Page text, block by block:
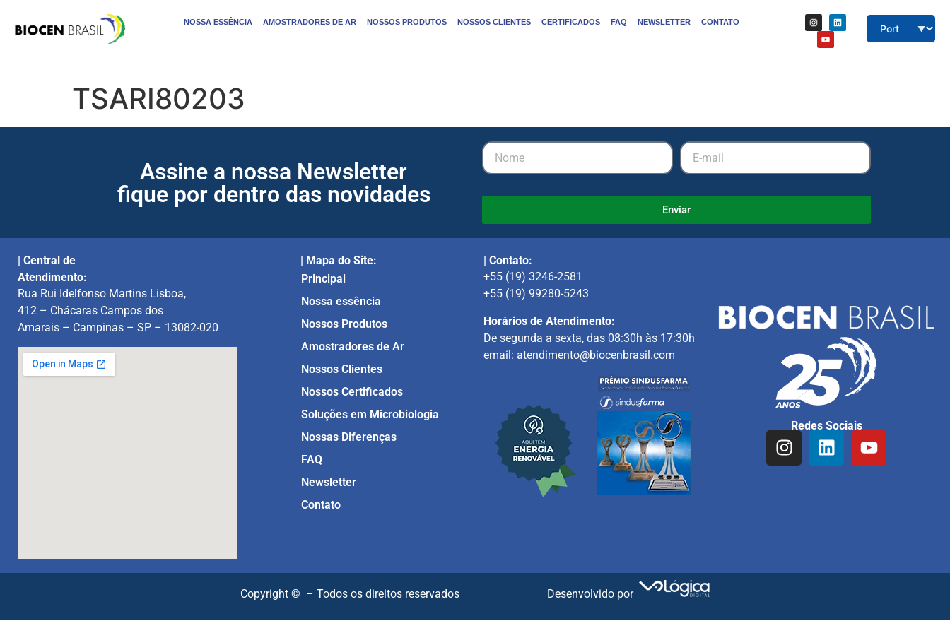
NOSSA ESSÊNCIA AMOSTRADORES DE AR NOSSOS PRODUTOS NOSSOS CLIENTES CERTIFICADOS FAQ NEWSLETTER CONTATO
TSARI80203
Assine a nossa Newsletter
fique por dentro das novidades
Enviar
| Central de
Atendimento:
Rua Rui Idelfonso Martins Lisboa,
412 – Chácaras Campos dos
Amarais – Campinas – SP – 13082-020
| Mapa do Site:
Principal
Nossa essência
Nossos Produtos
Amostradores de Ar
Nossos Clientes
Nossos Certificados
Soluções em Microbiologia
Nossas Diferenças
FAQ
Newsletter
Contato
| Contato:
+55 (19) 3246-2581
+55 (19) 99280-5243
Horários de Atendimento:
De segunda a sexta, das 08:30h às 17:30h
email: atendimento@biocenbrasil.com
Redes Sociais
Copyright © – Todos os direitos reservados Desenvolvido por